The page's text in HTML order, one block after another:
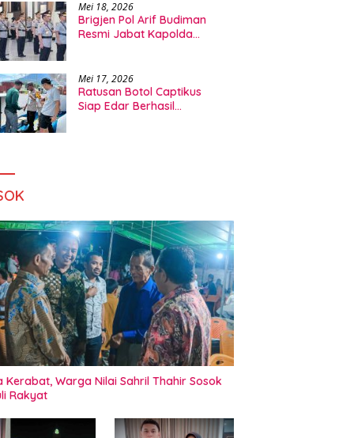
Mei 18, 2026
Brigjen Pol Arif Budiman
Resmi Jabat Kapolda
Mei 17, 2026
Ratusan Botol Captikus
Siap Edar Berhasil
Kerabat, Warga Nilai Sahril Thahir Sosok
Rakyat